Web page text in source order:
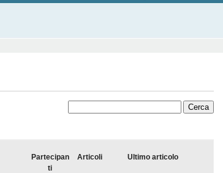
Partecipan
ti
Articoli Ultimo articolo